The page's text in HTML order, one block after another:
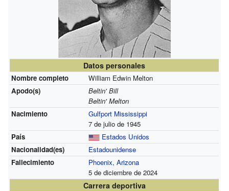
Datos personales
Nombre completo
William Edwin Melton
Apodo(s)
Beltin' Bill
Beltin' Melton
Nacimiento
Gulfport Mississippi
7 de julio de 1945
País
Estados Unidos
Nacionalidad(es)
Estadounidense
Fallecimiento
Phoenix, Arizona
5 de diciembre de 2024
Carrera deportiva